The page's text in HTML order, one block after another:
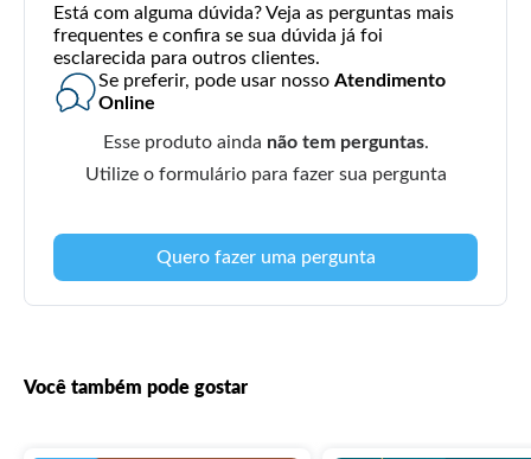
Está com alguma dúvida? Veja as perguntas mais
frequentes e confira se sua dúvida já foi
esclarecida para outros clientes.
Se preferir, pode usar nosso Atendimento
Online
Esse produto ainda não tem perguntas.
Utilize o formulário para fazer sua pergunta
Quero fazer uma pergunta
Você também pode gostar